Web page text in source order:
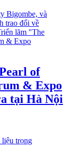
of
& Expo
tại Hà Nội